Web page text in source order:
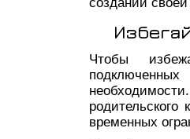
Чтобы
родительского
временных